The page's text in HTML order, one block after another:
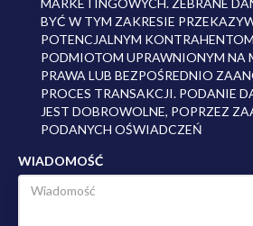
MARKETINGOWYCH. ZEBRANE
BYĆ W TYM ZAKRESIE
POTENCJALNYM
PODMIOTOM UPRAWNIONYM NA
PRAWA LUB BEZPOŚREDNIO
PROCES TRANSAKCJI. PODANIE
JEST DOBROWOLNE, POPRZEZ
PODANYCH OŚWIADCZEŃ
WIADOMOŚĆ